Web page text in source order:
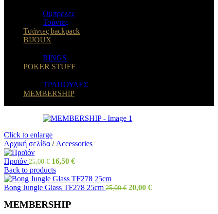
Oμπρελες
Τσάντες
Τσάντες backpack
BIJOUX
RINGS
POKER STUFF
ΤΡΑΠΟΥΛΕΣ
MEMBERSHIP
Click to enlarge
Αρχική σελίδα / Accessories
Προϊόν 25,00€ 16,50 €
Back to products
Bong Jungle Glass TF278 25cm 25,00€ 20,00 €
MEMBERSHIP